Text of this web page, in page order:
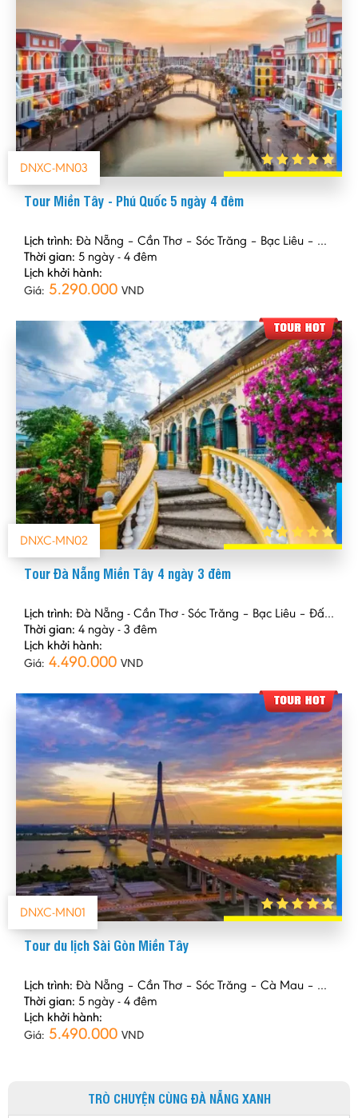
DNXC-MN03
Tour Miền Tây - Phú Quốc 5 ngày 4 đêm
Lịch trình: Đà Nẵng – Cần Thơ – Sóc Trăng – Bạc Liêu – Cà Mau – Rạch Giá – Phú Quốc
Thời gian: 5 ngày - 4 đêm
Lịch khởi hành:
Giá: 5.290.000 VND
DNXC-MN02
Tour Đà Nẵng Miền Tây 4 ngày 3 đêm
Lịch trình: Đà Nẵng - Cần Thơ - Sóc Trăng – Bạc Liêu – Đất Mũi – Cà Mau – Cần Thơ – Bến Tre
Thời gian: 4 ngày - 3 đêm
Lịch khởi hành:
Giá: 4.490.000 VND
DNXC-MN01
Tour du lịch Sài Gòn Miền Tây
Lịch trình: Đà Nẵng – Cần Thơ – Sóc Trăng – Cà Mau – Đất Mũi – Chợ Nổi Cái Răng – Cần Thơ – Châu Đốc – Miếu Bà Chúa Xứ – Rừng Tràm Trà Sư – Sài Gòn
Thời gian: 5 ngày - 4 đêm
Lịch khởi hành:
Giá: 5.490.000 VND
TRÒ CHUYỆN CÙNG ĐÀ NẴNG XANH